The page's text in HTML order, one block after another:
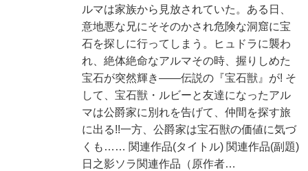
ルマは家族から見放されていた。ある日、
意地悪な兄にそそのかされ危険な洞窟に宝
石を探しに行ってしまう。ヒュドラに襲わ
れ、絶体絶命なアルマその時、握りしめた
宝石が突然輝き――伝説の『宝石獣』が! そ
して、宝石獣・ルビーと友達になったアル
マは公爵家に別れを告げて、仲間を探す旅
に出る!!一方、公爵家は宝石獣の価値に気づ
くも…… 関連作品(タイトル) 関連作品(副題)
日之影ソラ関連作品（原作者…